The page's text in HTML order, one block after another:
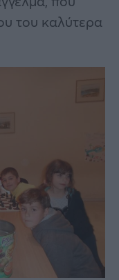
του καλύτερα